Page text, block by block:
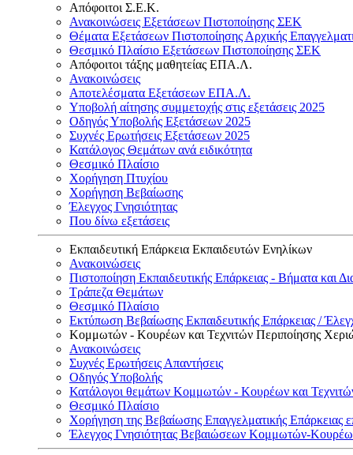
Απόφοιτοι Σ.Ε.Κ.
Ανακοινώσεις Εξετάσεων Πιστοποίησης ΣΕΚ
Θέματα Εξετάσεων Πιστοποίησης Αρχικής
Θεσμικό Πλαίσιο Εξετάσεων Πιστοποίησης ΣΕΚ
Απόφοιτοι τάξης μαθητείας ΕΠΑ.Λ.
Ανακοινώσεις
Αποτελέσματα Εξετάσεων ΕΠΑ.Λ.
Υποβολή αίτησης συμμετοχής στις εξετάσεις 2025
Οδηγός Υποβολής Εξετάσεων 2025
Συχνές Ερωτήσεις Εξετάσεων 2025
Κατάλογος Θεμάτων ανά ειδικότητα
Θεσμικό Πλαίσιο
Χορήγηση Πτυχίου
Χορήγηση Βεβαίωσης
Έλεγχος Γνησιότητας
Που δίνω εξετάσεις
Εκπαιδευτική Επάρκεια Εκπαιδευτών Ενηλίκων
Ανακοινώσεις
Πιστοποίηση Εκπαιδευτικής Επάρκειας - Βήματα και
Τράπεζα Θεμάτων
Θεσμικό Πλαίσιο
Εκτύπωση Βεβαίωσης Εκπαιδευτικής Επάρκειας /
Κομμωτών - Κουρέων και Τεχνιτών Περιποίησης
Ανακοινώσεις
Συχνές Ερωτήσεις Απαντήσεις
Οδηγός Υποβολής
Κατάλογοι θεμάτων Κομμωτών - Κουρέων και
Θεσμικό Πλαίσιο
Χορήγηση της Βεβαίωσης Επαγγελματικής
Έλεγχος Γνησιότητας Βεβαιώσεων Κομμωτών-